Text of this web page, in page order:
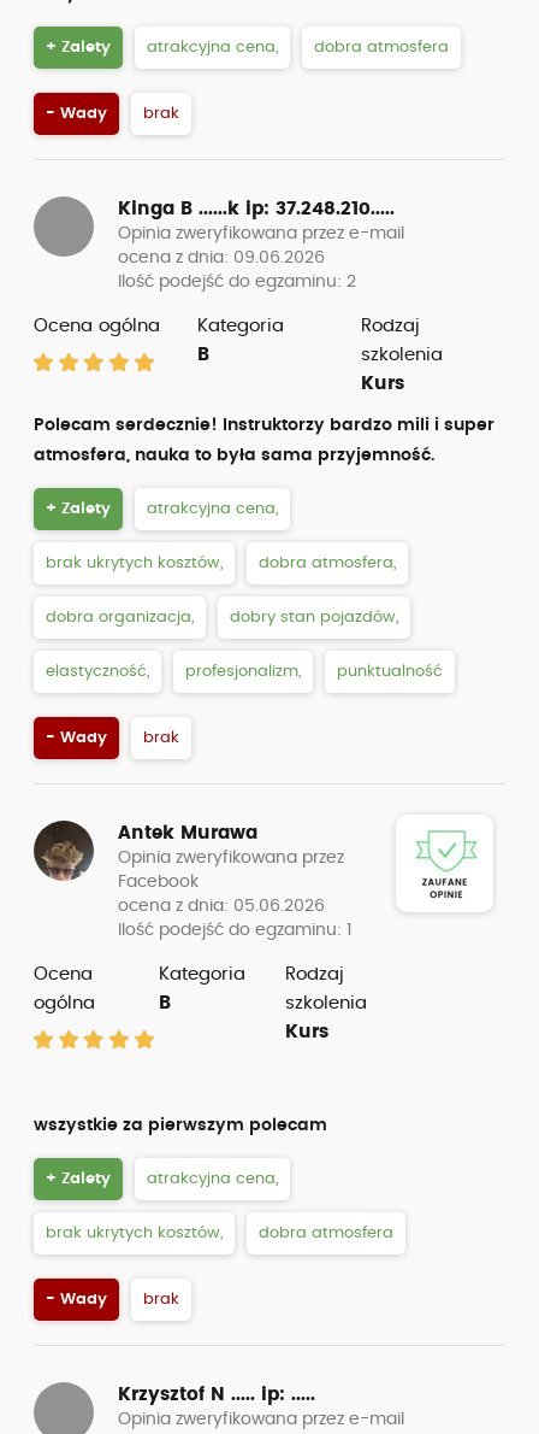
+ Zalety atrakcyjna cena, dobra atmosfera
- Wady brak
Kinga B ......k ip: 37.248.210.....
Opinia zweryfikowana przez e-mail
ocena z dnia: 09.06.2026
Ilość podejść do egzaminu: 2
Ocena ogólna
Kategoria
B
Rodzaj
szkolenia
Kurs
Polecam serdecznie! Instruktorzy bardzo mili i super
atmosfera, nauka to była sama przyjemność.
+ Zalety atrakcyjna cena,
brak ukrytych kosztów, dobra atmosfera,
dobra organizacja, dobry stan pojazdów,
elastyczność, profesjonalizm, punktualność
- Wady brak
Antek Murawa
Opinia zweryfikowana przez
Facebook
ocena z dnia: 05.06.2026
Ilość podejść do egzaminu: 1
Ocena
ogólna
Kategoria
B
Rodzaj
szkolenia
Kurs
wszystkie za pierwszym polecam
+ Zalety atrakcyjna cena,
brak ukrytych kosztów, dobra atmosfera
- Wady brak
Krzysztof N ..... ip: .....
Opinia zweryfikowana przez e-mail